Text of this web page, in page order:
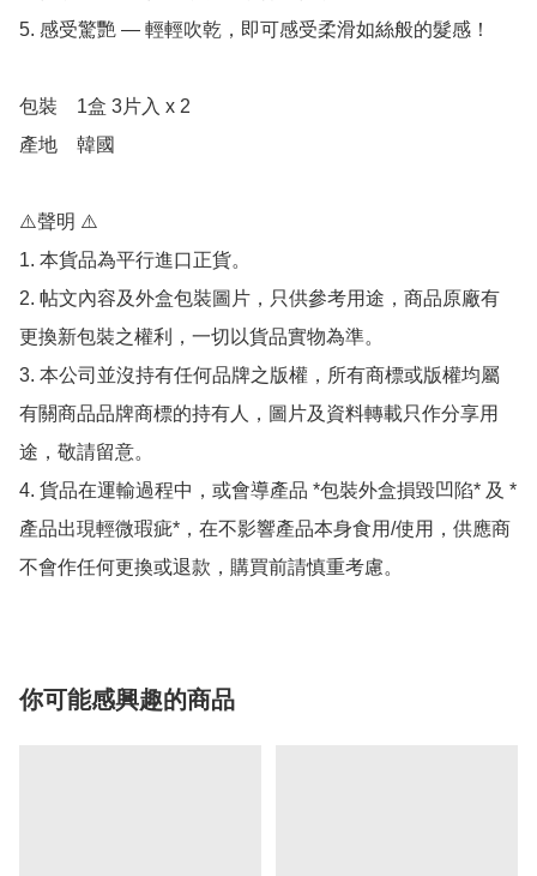
5. 感受驚艷 — 輕輕吹乾，即可感受柔滑如絲般的髮感！
包裝	1盒 3片入 x 2
產地	韓國
⚠️聲明 ⚠️
1. 本貨品為平行進口正貨。
2. 帖文內容及外盒包裝圖片，只供參考用途，商品原廠有
更換新包裝之權利，一切以貨品實物為準。
3. 本公司並沒持有任何品牌之版權，所有商標或版權均屬
有關商品品牌商標的持有人，圖片及資料轉載只作分享用
途，敬請留意。
4. 貨品在運輸過程中，或會導產品 *包裝外盒損毀凹陷* 及 *
產品出現輕微瑕疵*，在不影響產品本身食用/使用，供應商
你可能感興趣的商品